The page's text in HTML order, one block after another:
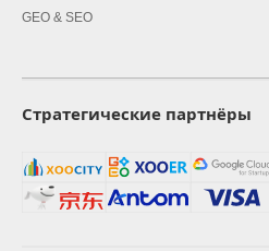
GEO & SEO
Стратегические партнёры